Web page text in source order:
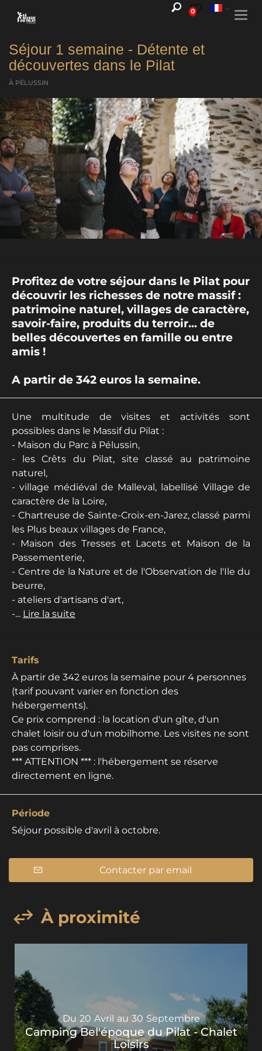
0
Séjour 1 semaine - Détente et
découvertes dans le Pilat
À PÉLUSSIN
Profitez de votre séjour dans le Pilat pour
découvrir les richesses de notre massif :
patrimoine naturel, villages de caractère,
savoir-faire, produits du terroir... de
belles découvertes en famille ou entre
amis !
A partir de 342 euros la semaine.
Une multitude de visites et activités sont
possibles dans le Massif du Pilat :
- Maison du Parc à Pélussin,
- les Crêts du Pilat, site classé au patrimoine
naturel,
- village médiéval de Malleval, labellisé Village de
caractère de la Loire,
- Chartreuse de Sainte-Croix-en-Jarez, classé parmi
les Plus beaux villages de France,
- Maison des Tresses et Lacets et Maison de la
Passementerie,
- Centre de la Nature et de l'Observation de l'Ile du
beurre,
- ateliers d'artisans d'art,
-... Lire la suite
Tarifs
À partir de 342 euros la semaine pour 4 personnes
(tarif pouvant varier en fonction des
hébergements).
Ce prix comprend : la location d'un gîte, d'un
chalet loisir ou d'un mobilhome. Les visites ne sont
pas comprises.
*** ATTENTION *** : l'hébergement se réserve
directement en ligne.
Période
Séjour possible d'avril à octobre.
Contacter par email
À proximité
Du 20 Avril au 30 Septembre
Camping Bel'époque du Pilat - Chalet
Loisirs